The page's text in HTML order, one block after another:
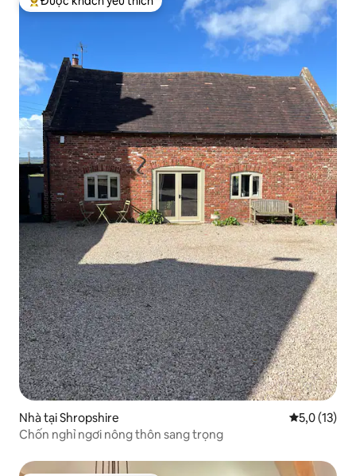
Được khách yêu thích nhất
Nhà tại Shropshire Xếp hạng
5,0 (13)
Chốn nghỉ ngơi nông thôn sang trọng